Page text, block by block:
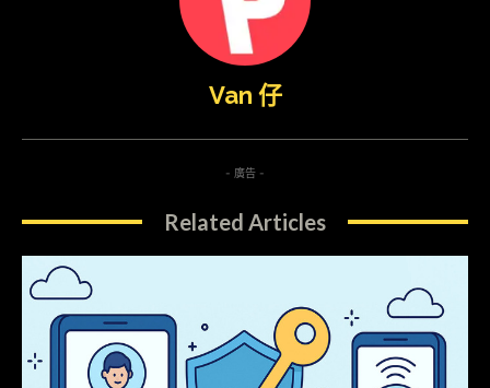
Van 仔
- 廣告 -
Related Articles